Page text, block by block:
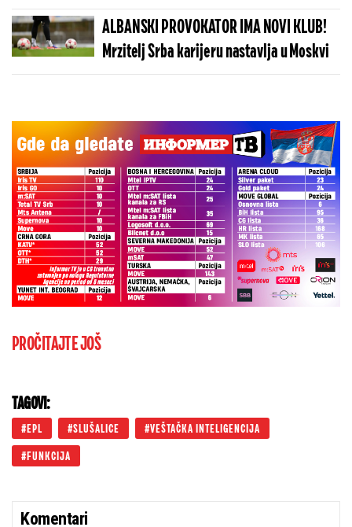
brutalnu poruku
ALBANSKI PROVOKATOR IMA NOVI KLUB!
Mrzitelj Srba karijeru nastavlja u Moskvi
PROČITAJTE JOŠ
TAGOVI:
EPL SLUŠALICE VEŠTAČKA INTELIGENCIJA
FUNKCIJA
Komentari